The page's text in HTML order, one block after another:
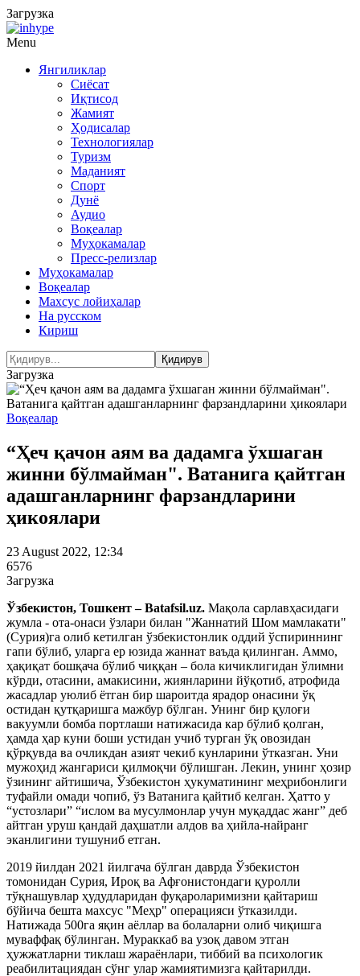
Загрузка
Menu
Янгиликлар
Сиёсат
Иқтисод
Жамият
Ҳодисалар
Технологиялар
Туризм
Маданият
Спорт
Дунё
Аудио
Воқеалар
Муҳокамалар
Пресс-релизлар
Муҳокамалар
Воқеалар
Махсус лойиҳалар
На русском
Кириш
Загрузка
Воқеалар
“Ҳеч қачон аям ва дадамга ўхшаган
жинни бўлмайман". Ватанига қайтган
адашганларнинг фарзандларини
ҳикоялари
23 August 2022, 12:34
6576
Загрузка
Ўзбекистон, Тошкент – Batafsil.uz. Мақола сарлавҳасидаги
жумла - ота-онаси ўзлари билан "Жаннатий Шом мамлакати"
(Сурия)га олиб кетилган ўзбекистонлик оддий ўспириннинг
гапи бўлиб, уларга ер юзида жаннат ваъда қилинган. Аммо,
ҳақиқат бошқача бўлиб чиққан – бола кичиклигидан ўлимни
кўрди, отасини, амакисини, жиянларини йўқотиб, атрофида
жасадлар уюлиб ётган бир шароитда ярадор онасини ўқ
остидан қутқаришга мажбур бўлган. Унинг бир қулоғи
вакуумли бомба портлаши натижасида кар бўлиб қолган,
ҳамда ҳар куни боши устидан учиб турган ўқ овозидан
қўрқувда ва очликдан азият чекиб кунларини ўтказган. Уни
мужоҳид жангариси қилмоқчи бўлишган. Лекин, унинг ҳозир
ўзининг айтишича, Ўзбекистон ҳукуматининг меҳрибонлиги
туфайли омади чопиб, ўз Ватанига қайтиб келган. Ҳатто у
“устозлари” “ислом ва мусулмонлар учун муқаддас жанг” деб
айтган уруш қандай даҳшатли алдов ва ҳийла-найранг
эканлигини тушуниб етган.
2019 йилдан 2021 йилгача бўлган даврда Ўзбекистон
томонидан Сурия, Ироқ ва Афғонистондаги қуролли
тўқнашувлар ҳудудларидан фуқароларимизни қайтариш
бўйича бешта махсус "Меҳр" операцияси ўтказилди.
Натижада 500га яқин аёллар ва болаларни олиб чиқишга
муваффақ бўлинган. Мураккаб ва узоқ давом этган
ҳужжатларни тиклаш жараёнлари, тиббий ва психологик
реабилитациядан сўнг улар жамиятимизга қайтарилди.